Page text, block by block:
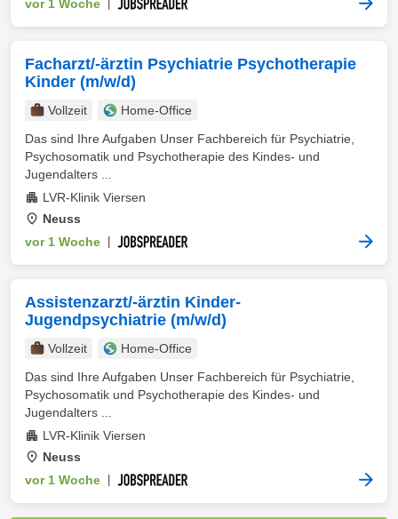
vor 1 Woche
Facharzt/-ärztin Psychiatrie Psychotherapie
Kinder (m/w/d)
Vollzeit
Home-Office
Das sind Ihre Aufgaben Unser Fachbereich für Psychiatrie,
Psychosomatik und Psychotherapie des Kindes- und
Jugendalters ...
LVR-Klinik Viersen
Neuss
vor 1 Woche
Assistenzarzt/-ärztin Kinder-
Jugendpsychiatrie (m/w/d)
Vollzeit
Home-Office
Das sind Ihre Aufgaben Unser Fachbereich für Psychiatrie,
Psychosomatik und Psychotherapie des Kindes- und
Jugendalters ...
LVR-Klinik Viersen
Neuss
vor 1 Woche